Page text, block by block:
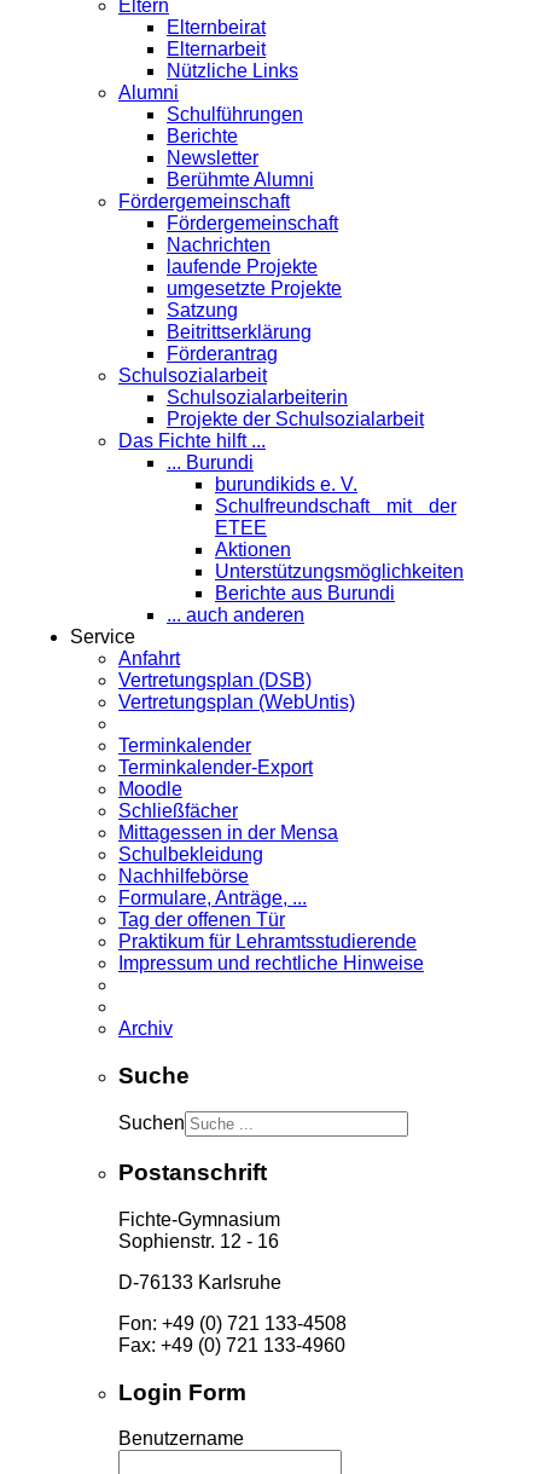
Eltern
Elternbeirat
Elternarbeit
Nützliche Links
Alumni
Schulführungen
Berichte
Newsletter
Berühmte Alumni
Förder­gemeinschaft
Fördergemeinschaft
Nachrichten
laufende Projekte
umgesetzte Projekte
Satzung
Beitrittserklärung
Förderantrag
Schul­sozialarbeit
Schulsozialarbeiterin
Projekte der Schulsozialarbeit
Das Fichte hilft ...
... Burundi
burundikids e. V.
Schulfreundschaft mit der
ETEE
Aktionen
Unterstützungsmöglichkeiten
Berichte aus Burundi
... auch anderen
Service
Anfahrt
Vertretungsplan (DSB)
Vertretungsplan (WebUntis)
Terminkalender
Terminkalender-Export
Moodle
Schließfächer
Mittagessen in der Mensa
Schulbekleidung
Nachhilfebörse
Formulare, Anträge, ...
Tag der offenen Tür
Praktikum für Lehramts­studierende
Impressum und rechtliche Hinweise
Archiv
Suche
Suchen
Postanschrift
Fichte-Gymnasium
Sophienstr. 12 - 16
D-76133 Karlsruhe
Fon: +49 (0) 721 133-4508
Fax: +49 (0) 721 133-4960
Login Form
Benutzername